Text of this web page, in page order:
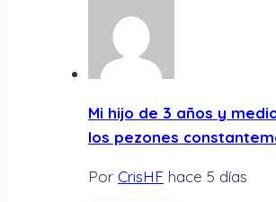
Mi hijo de 3 años y
los pezones
Por CrisHF hace 5 días